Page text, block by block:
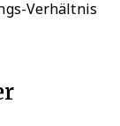
Verhältnis